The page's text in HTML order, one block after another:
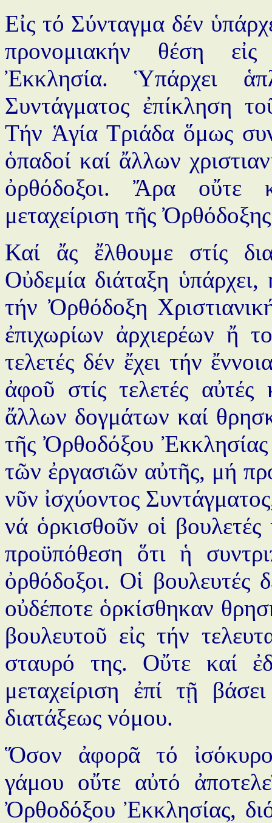
Εἰς τό Σύνταγμα δέν
προνομιακήν θέση
Ἐκκλησία. Ὑπάρχει
Συντάγματος ἐπίκληση
Τήν Ἁγία Τριάδα ὅμως
ὁπαδοί καί ἄλλων
ὀρθόδοξοι. Ἄρα οὔτε
μεταχείριση τῆς
Καί ἄς ἔλθουμε στίς
Οὐδεμία διάταξη ὑπάρχει,
τήν Ὀρθόδοξη
ἐπιχωρίων ἀρχιερέων ἤ
τελετές δέν ἔχει τήν
ἀφοῦ στίς τελετές
ἄλλων δογμάτων καί
τῆς Ὀρθοδόξου
τῶν ἐργασιῶν αὐτῆς, μή
νῦν ἰσχύοντος
νά ὁρκισθοῦν οἱ
προϋπόθεση ὅτι ἡ
ὀρθόδοξοι. Οἱ βουλευτές
οὐδέποτε ὁρκίσθηκαν
βουλευτοῦ εἰς τήν
σταυρό της. Οὔτε καί
μεταχείριση ἐπί τῇ
διατάξεως νόμου.
Ὅσον ἀφορᾶ τό
γάμου οὔτε αὐτό
Ὀρθοδόξου Ἐκκλησίας,